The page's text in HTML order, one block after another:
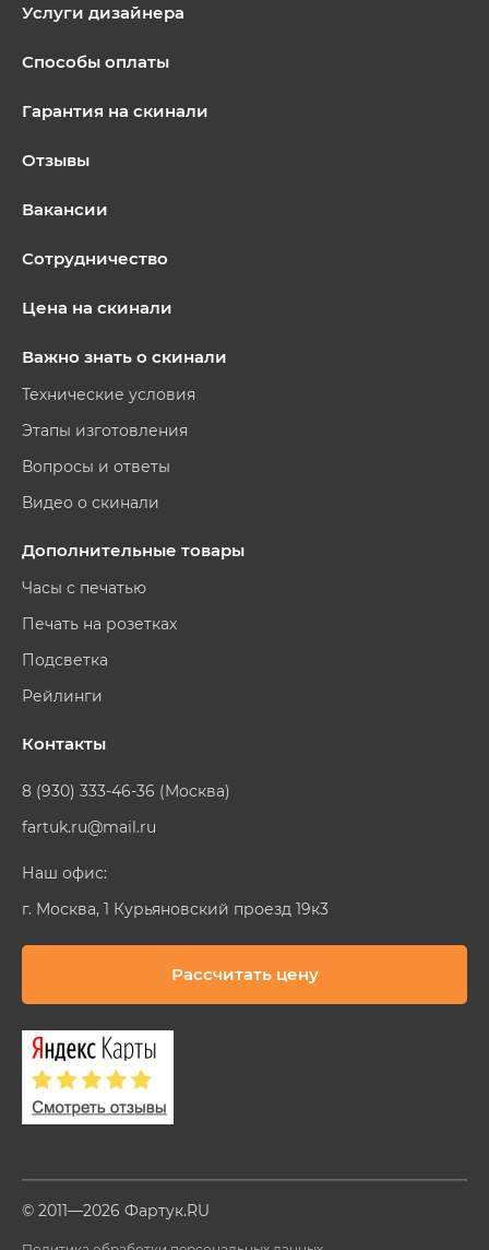
Услуги дизайнера
Способы оплаты
Гарантия на скинали
Отзывы
Вакансии
Сотрудничество
Цена на скинали
Важно знать о скинали
Технические условия
Этапы изготовления
Вопросы и ответы
Видео о скинали
Дополнительные товары
Часы с печатью
Печать на розетках
Подсветка
Рейлинги
Контакты
8 (930) 333-46-36 (Москва)
fartuk.ru@mail.ru
Наш офис:
г. Москва, 1 Курьяновский проезд 19к3
Рассчитать цену
© 2011—2026 Фартук.RU